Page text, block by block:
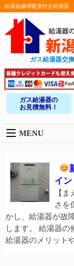
給湯器修理暖房付き給湯器
ガス給湯器交
ガス給湯器の
お見積無料！
MENU
イ
【
さを
かし、給湯器が故
します。 給湯器の
給湯器のメリット